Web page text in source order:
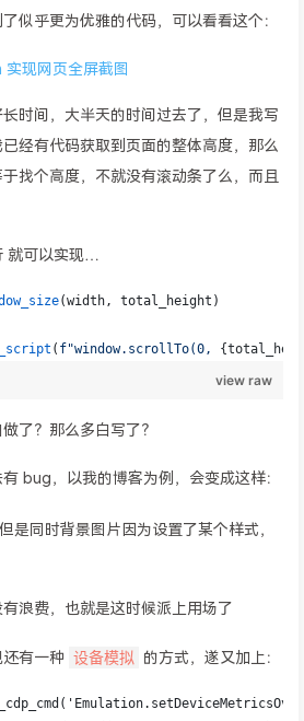
似乎更为优雅的代码，可以看看这个：
现网页全屏截图
长时间，大半天的时间过去了，但是我写
经有代码获取到页面的整体高度，那么
找个高度，不就没有滚动条了么，而且
就可以实现…
了？那么多白写了？
bug，以我的博客为例，会变成这样：
是同时背景图片因为设置了某个样式，
浪费，也就是这时候派上用场了
有一种 设备模拟 的方式，遂又加上：